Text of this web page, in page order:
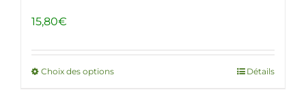
15,80€
Choix des optionsCe
Détails